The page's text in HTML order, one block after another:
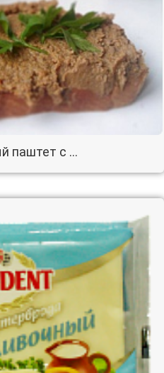
паштет с …